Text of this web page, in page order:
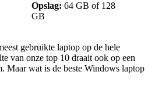
Opslag: 64 GB of 128
GB
gebruikte laptop op de hele
van onze top 10 draait ook op een
Maar wat is de beste Windows laptop